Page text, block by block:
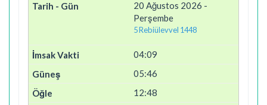
20 Ağustos 2026 -
Perşembe
5 Rebiülevvel 1448
04:09
05:46
12:48